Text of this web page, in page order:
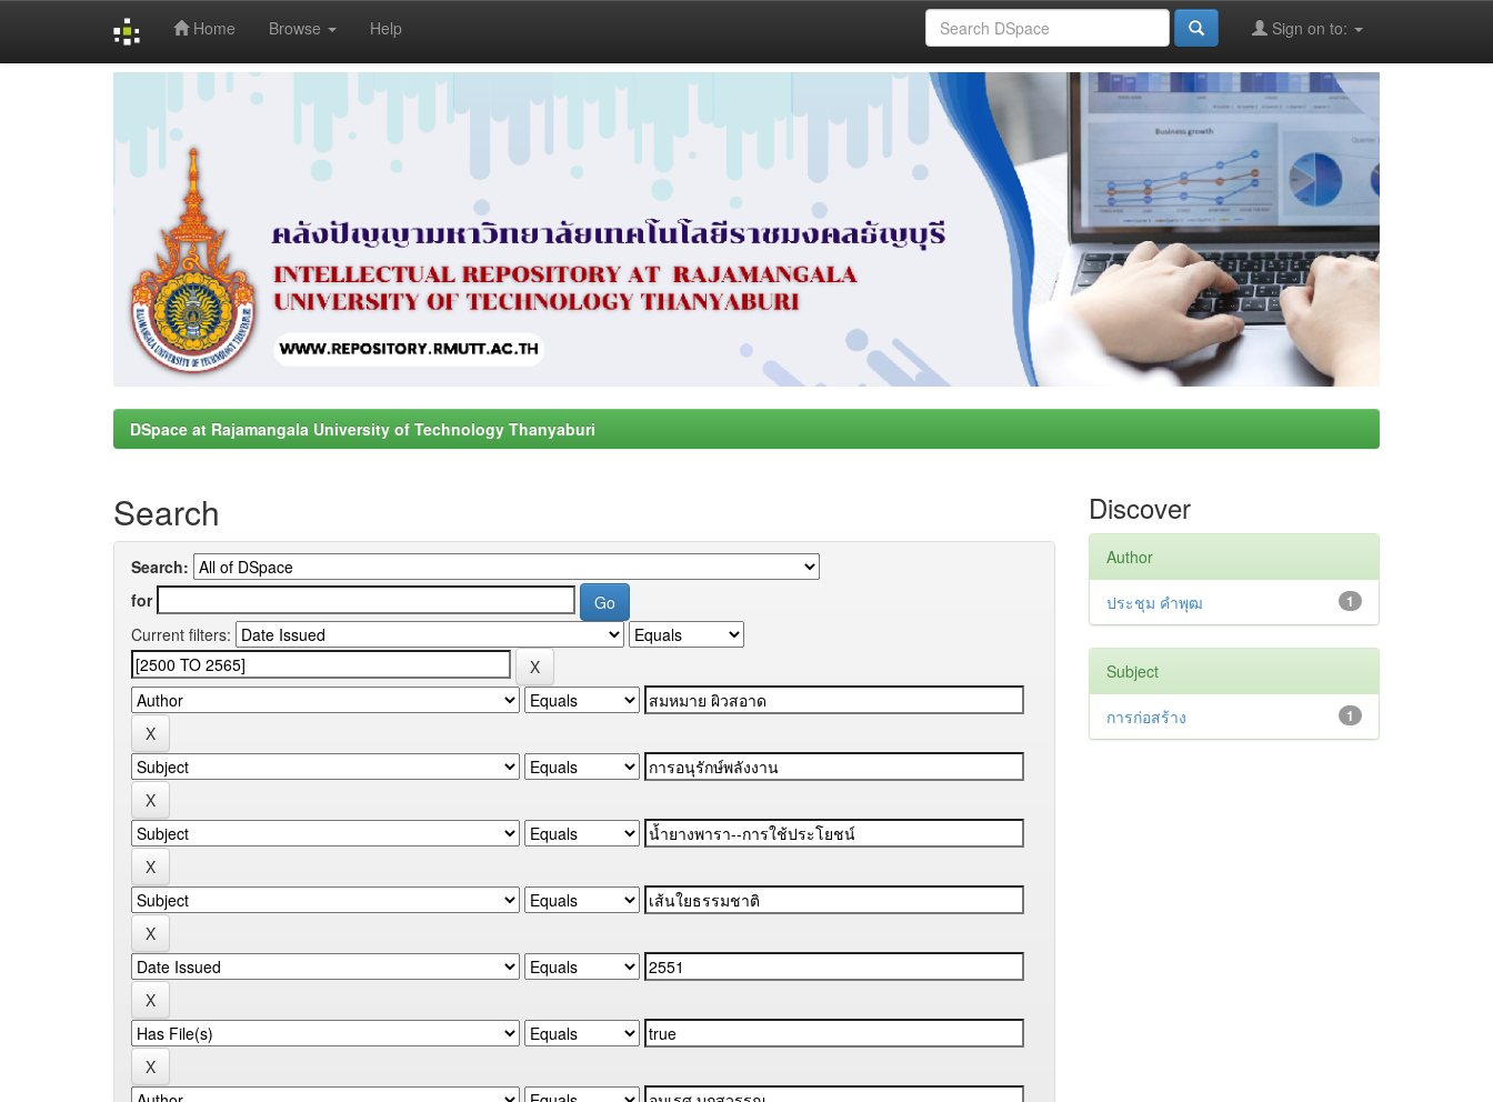
Home Browse Help Sign on to:
DSpace at Rajamangala University of Technology Thanyaburi
Search
Search:
for
Current filters:
Discover
Author
1
ประชุม คำพุฒ
Subject
1
การก่อสร้าง